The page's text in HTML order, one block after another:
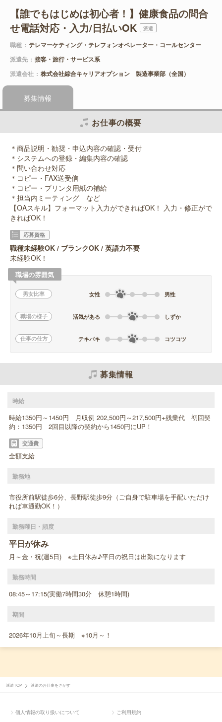
【誰でもはじめは初心者！】健康食品の問合
せ電話対応・入力/日払いOK
派遣
職種
テレマーケティング・テレフォンオペレーター・コールセンター
派遣先
接客・旅行・サービス系
派遣会社
株式会社綜合キャリアオプション 製造事業部（全国）
募集情報
お仕事の概要
＊商品説明・勧奨・申込内容の確認・受付
＊システムへの登録・編集内容の確認
＊問い合わせ対応
＊コピー・FAX送受信
＊コピー・プリンタ用紙の補給
＊担当内ミーティング など
【OAスキル】フォーマット入力ができればOK！ 入力・修正がで
きればOK！
応募資格
職種未経験OK / ブランクOK / 英語力不要
未経験OK！
職場の雰囲気
男女比率 女性 男性
職場の様子 活気がある しずか
仕事の仕方 テキパキ コツコツ
募集情報
時給
時給1350円～1450円 月収例 202,500円～217,500円+残業代 初回契
約：1350円 2回目以降の契約から1450円にUP！
交通費
全額支給
勤務地
市役所前駅徒歩6分、長野駅徒歩9分（ご自身で駐車場を手配いただけ
れば車通勤OK！）
勤務曜日・頻度
平日が休み
月～金・祝(週5日) ※土日休み♪平日の祝日は出勤になります
勤務時間
08:45～17:15(実働7時間30分 休憩1時間)
期間
2026年10月上旬～長期 ※10月～！
派遣TOP 派遣のお仕事をさがす
個人情報の取り扱いについて ご利用規約